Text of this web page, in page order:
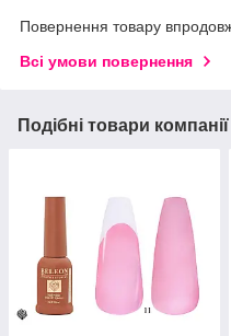
Повернення товару
Всі умови повернення
Подібні товари компанії